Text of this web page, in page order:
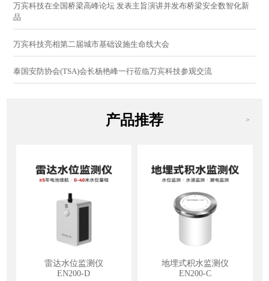
万宾科技在全国桥梁高峰论坛 发表主旨演讲并发布桥梁安全数智化新
品
万宾科技亮相第二届城市基础设施生命线大会
泰国安防协会(TSA)会长杨艳峰一行莅临万宾科技参观交流
产品推荐 >
雷达水位监测仪
EN200-D
地埋式积水监测仪
EN200-C